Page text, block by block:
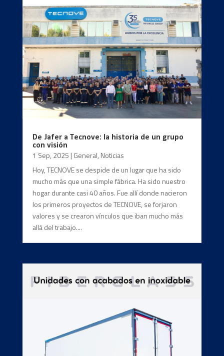
De Jafer a Tecnove: la historia de un grupo
con visión
1 Sep, 2025 | General, Noticias
Hoy, TECNOVE se despide de un lugar que ha sido
mucho más que una simple fábrica. Ha sido nuestro
hogar durante casi 40 años. Fue allí donde nacieron
los primeros proyectos de TECNOVE, se forjaron
valores y se crearon vínculos que iban mucho más
allá del trabajo....